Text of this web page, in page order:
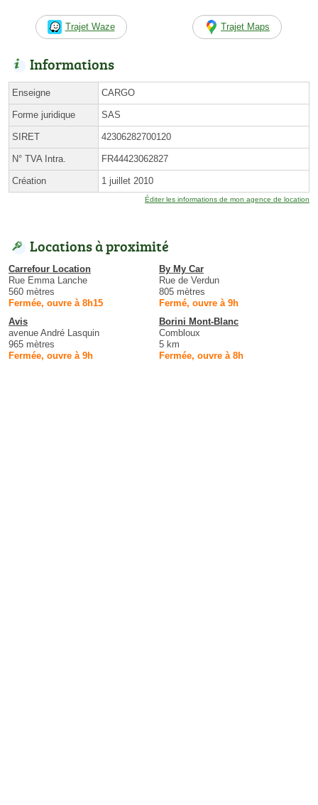
Trajet Waze Trajet Maps
Informations
Enseigne CARGO
Forme juridique SAS
SIRET 42306282700120
N° TVA Intra. FR44423062827
Création 1 juillet 2010
Éditer les informations de mon agence de location
Locations à proximité
Carrefour Location
Rue Emma Lanche
560 mètres
Fermée, ouvre à 8h15
By My Car
Rue de Verdun
805 mètres
Fermé, ouvre à 9h
Avis
avenue André Lasquin
965 mètres
Fermée, ouvre à 9h
Borini Mont-Blanc
Combloux
5 km
Fermée, ouvre à 8h